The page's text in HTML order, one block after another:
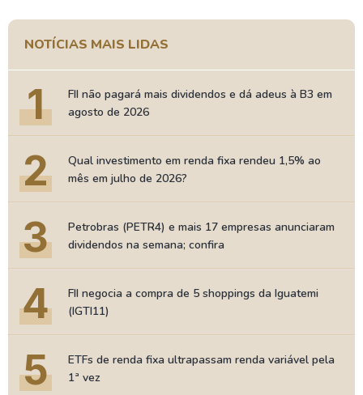
NOTÍCIAS MAIS LIDAS
1
FII não pagará mais dividendos e dá adeus à B3 em
agosto de 2026
2
Qual investimento em renda fixa rendeu 1,5% ao
mês em julho de 2026?
3
Petrobras (PETR4) e mais 17 empresas anunciaram
dividendos na semana; confira
4
FII negocia a compra de 5 shoppings da Iguatemi
(IGTI11)
5
ETFs de renda fixa ultrapassam renda variável pela
1ª vez